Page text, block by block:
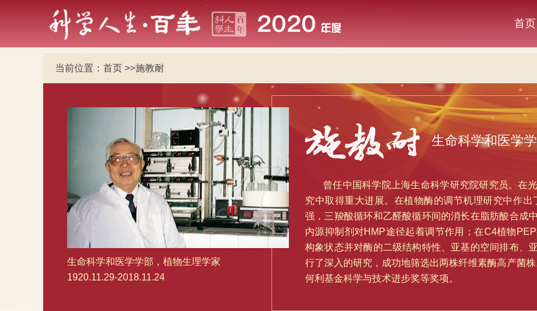
首页
当前位置： 首页 >>施教耐
生命科学和医学学部，植物生理学家
1920.11.29-2018.11.24
生命科学和医学
曾任中国科学院上海生命科学研究院研究员。在
究中取得重大进展。在植物酶的调节机理研究中作
强，三羧酸循环和乙醛酸循环间的消长在脂肪酸合成
内源抑制剂对HMP途径起着调节作用；在C4植物
构象状态并对酶的二级结构特性、亚基的空间排布、
行了深入的研究，成功地筛选出两株纤维素酶高产菌
何利基金科学与技术进步奖等奖项。